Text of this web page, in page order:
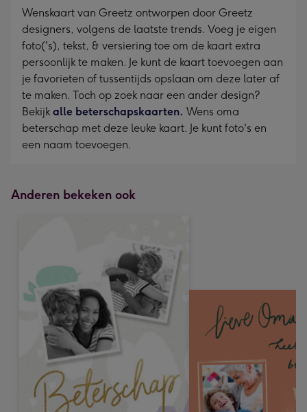
Wenskaart van Greetz ontworpen door Greetz
designers, volgens de laatste trends. Voeg je eigen
foto('s), tekst, & versiering toe om de kaart extra
persoonlijk te maken. Je kunt de kaart toevoegen aan
je favorieten of tussentijds opslaan om deze later af
te maken. Toch op zoek naar een ander design?
Bekijk alle beterschapskaarten. Wens oma
beterschap met deze leuke kaart. Je kunt foto's en
een naam toevoegen.
Anderen bekeken ook